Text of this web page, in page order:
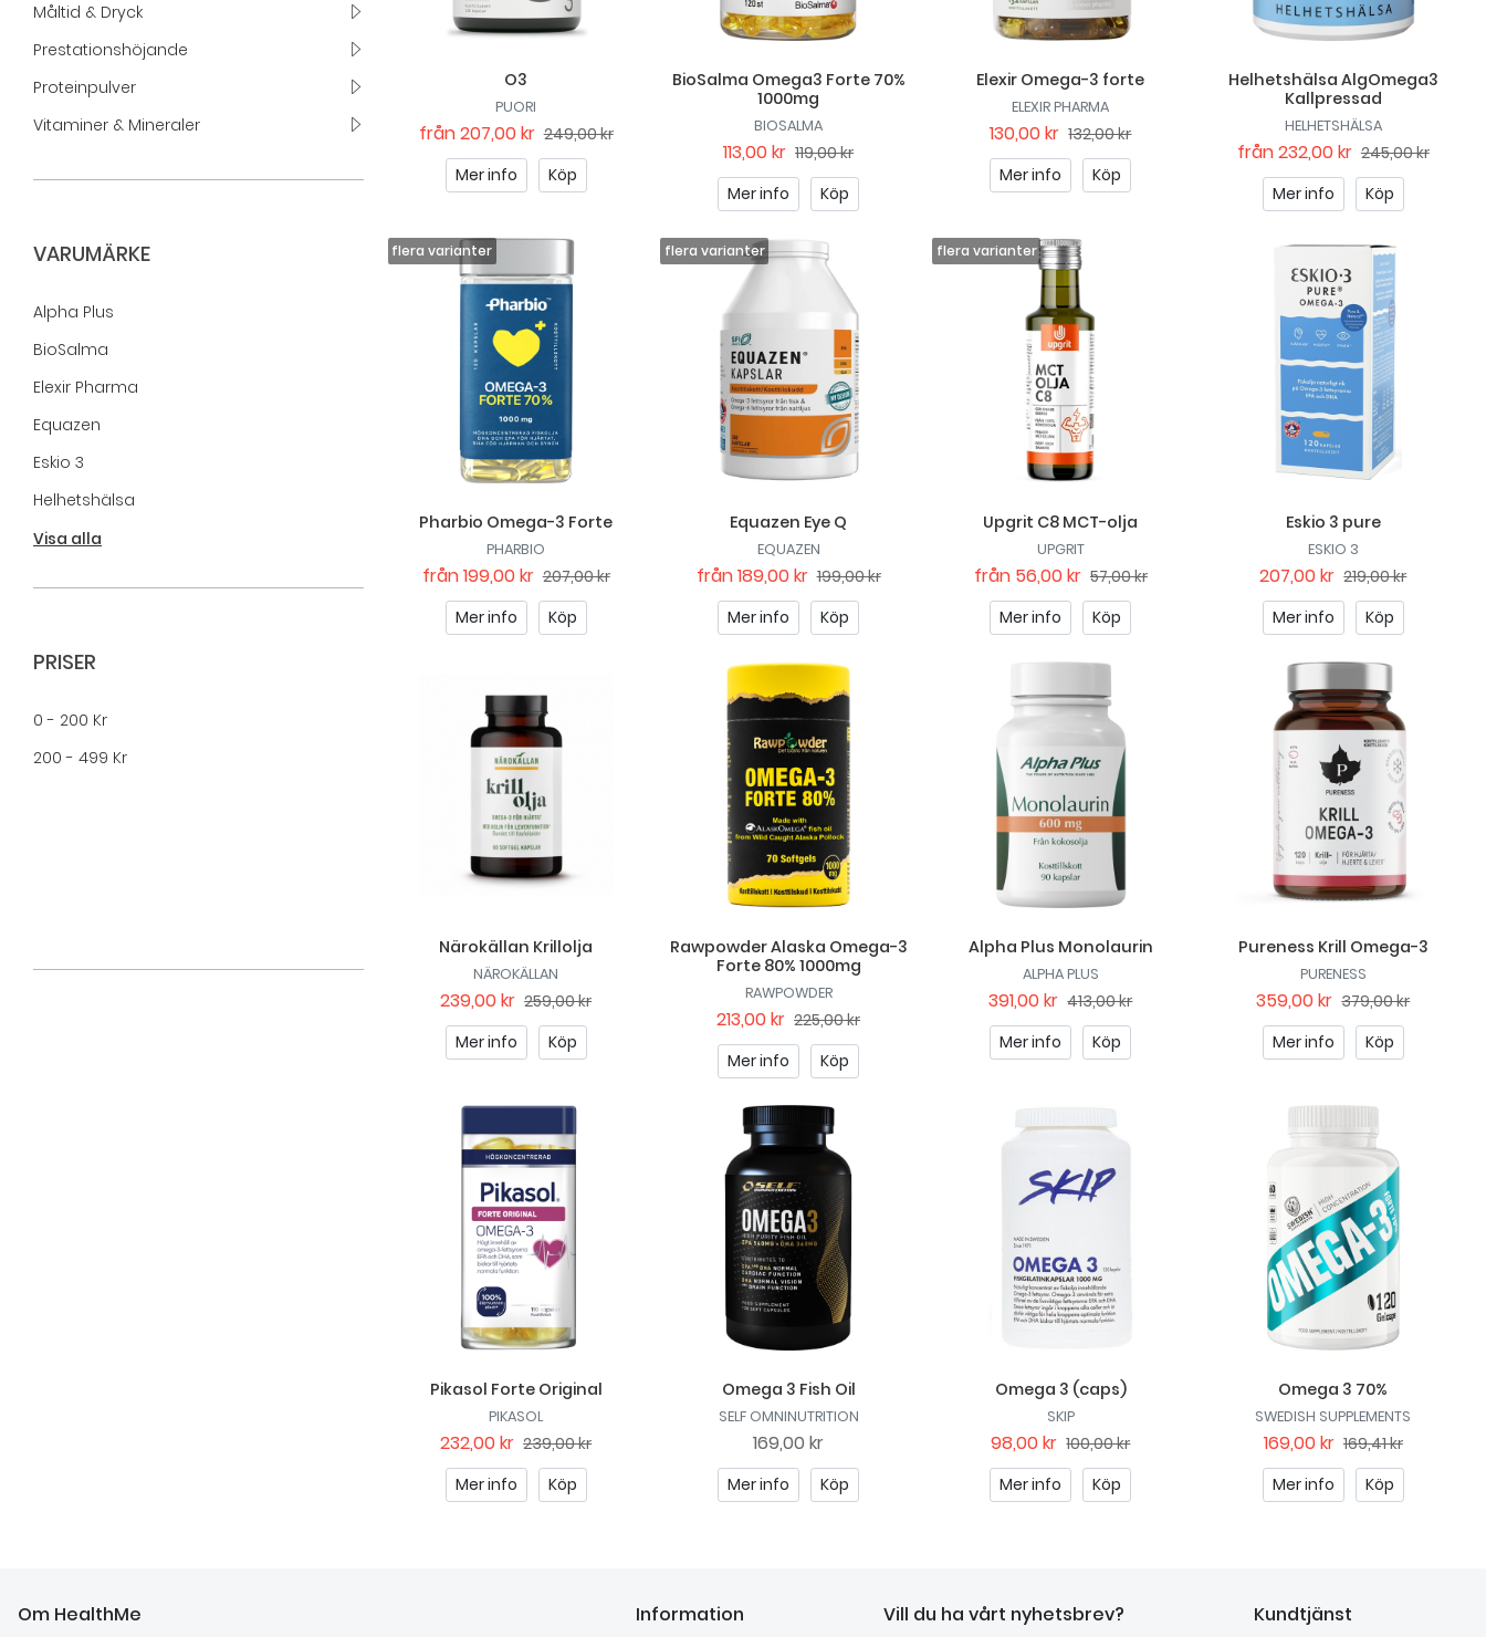
Måltid & Dryck
Prestationshöjande
Proteinpulver
Vitaminer & Mineraler
VARUMÄRKE
Alpha Plus
BioSalma
Elexir Pharma
Equazen
Eskio 3
Helhetshälsa
Närokällan
Puori
Rawpowder
SELF Omninutrition
Visa alla
PRISER
0 - 200 Kr
200 - 499 Kr
O3
PUORI
från207,00 kr 249,00 kr
Mer info
Köp
BioSalma Omega3 Forte 70%
1000mg
BIOSALMA
113,00 kr 119,00 kr
Mer info
Köp
Elexir Omega-3 forte
ELEXIR PHARMA
130,00 kr 132,00 kr
Mer info
Köp
Helhetshälsa AlgOmega3
Kallpressad
HELHETSHÄLSA
från232,00 kr 245,00 kr
Mer info
Köp
Pharbio Omega-3 Forte
PHARBIO
från199,00 kr 207,00 kr
Mer info
Köp
Equazen Eye Q
EQUAZEN
från189,00 kr 199,00 kr
Mer info
Köp
Upgrit C8 MCT-olja
UPGRIT
från 56,00 kr 57,00 kr
Mer info
Köp
Eskio 3 pure
ESKIO 3
207,00 kr 219,00 kr
Mer info
Köp
Närokällan Krillolja
NÄROKÄLLAN
239,00 kr 259,00 kr
Mer info
Köp
Rawpowder Alaska Omega-3
Forte 80% 1000mg
RAWPOWDER
213,00 kr 225,00 kr
Mer info
Köp
Alpha Plus Monolaurin
ALPHA PLUS
391,00 kr 413,00 kr
Mer info
Köp
Pureness Krill Omega-3
PURENESS
359,00 kr 379,00 kr
Mer info
Köp
Pikasol Forte Original
PIKASOL
232,00 kr 239,00 kr
Mer info
Köp
Omega 3 Fish Oil
SELF OMNINUTRITION
169,00 kr
Mer info Köp
Omega 3 (caps)
SKIP
98,00 kr 100,00 kr
Mer info
Köp
Omega 3 70%
SWEDISH SUPPLEMENTS
169,00 kr 169,41 kr
Mer info
Köp
Om HealthMe Information Vill du ha vårt nyhetsbrev? Kundtjänst